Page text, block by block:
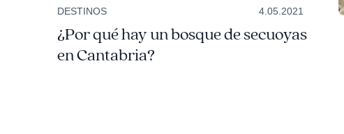
DESTINOS 4.05.2021
¿Por qué hay un bosque de secuoyas
en Cantabria?